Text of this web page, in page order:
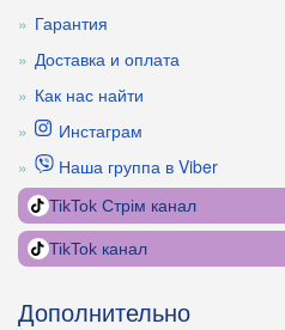
Гарантия
Доставка и оплата
Как нас найти
Инстаграм
Наша группа в Viber
TikTok Стрім канал
TikTok канал
Дополнительно